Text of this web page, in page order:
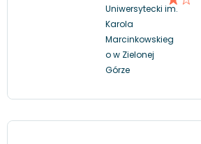
Uniwersytecki im.
Karola
Marcinkowskieg
o w Zielonej
Górze